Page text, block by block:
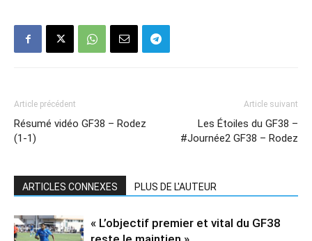
Article précédent
Résumé vidéo GF38 – Rodez
(1-1)
Article suivant
Les Étoiles du GF38 –
#Journée2 GF38 – Rodez
ARTICLES CONNEXES PLUS DE L'AUTEUR
« L’objectif premier et vital du GF38